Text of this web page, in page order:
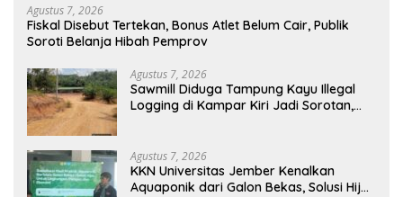
Agustus 7, 2026
Fiskal Disebut Tertekan, Bonus Atlet Belum Cair, Publik
Soroti Belanja Hibah Pemprov
Agustus 7, 2026
Sawmill Diduga Tampung Kayu Illegal
Logging di Kampar Kiri Jadi Sorotan,
Agustus 7, 2026
KKN Universitas Jember Kenalkan
Aquaponik dari Galon Bekas, Solusi Hijau